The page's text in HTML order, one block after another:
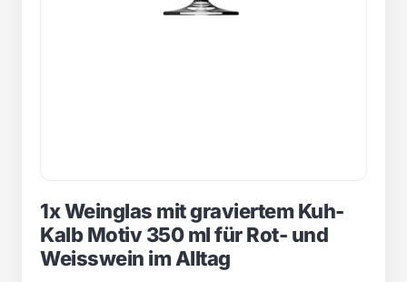
1x Weinglas mit graviertem Kuh-
Kalb Motiv 350 ml für Rot- und
Weisswein im Alltag